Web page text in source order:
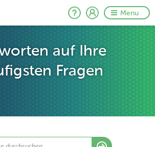
Menu
auf Ihre
Fragen